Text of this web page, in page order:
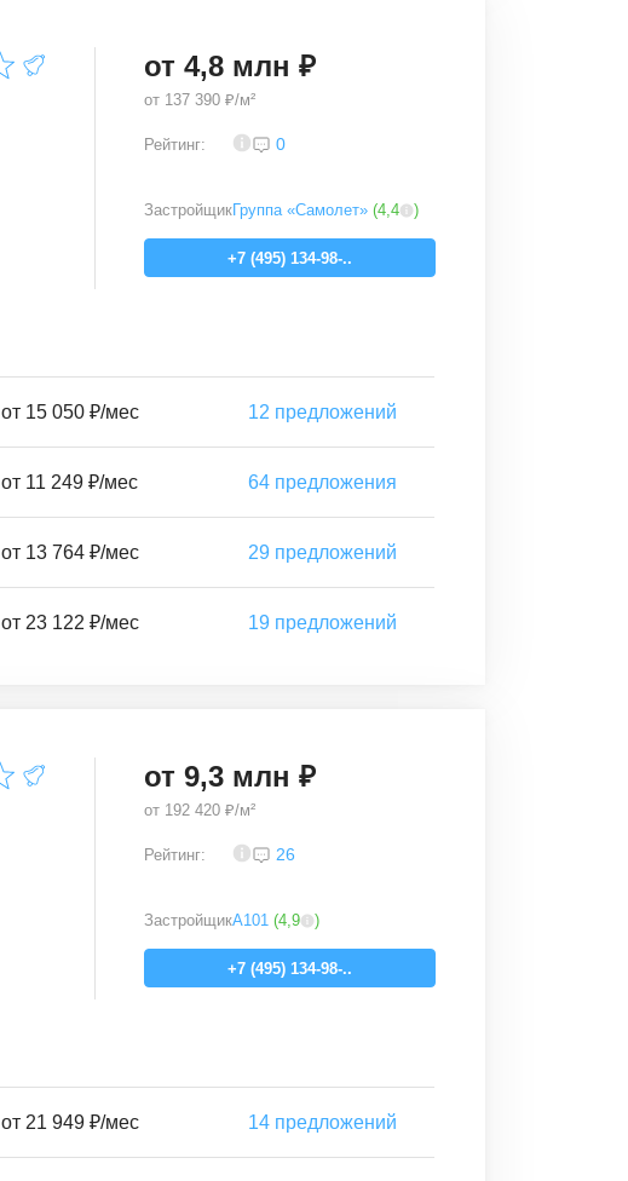
от 4,8 млн ₽
от 137 390 ₽/м²
Рейтинг: 0
ЗастройщикГруппа «Самолет» (4,4 )
+7 (495) 134-98-..
от 15 050 ₽/мес 12 предложений
от 11 249 ₽/мес 64 предложения
от 13 764 ₽/мес 29 предложений
от 23 122 ₽/мес 19 предложений
от 9,3 млн ₽
от 192 420 ₽/м²
Рейтинг: 26
ЗастройщикА101 (4,9 )
+7 (495) 134-98-..
от 21 949 ₽/мес 14 предложений